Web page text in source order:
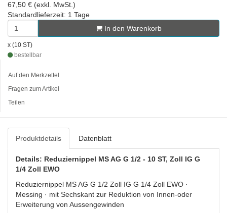
67,50 € (exkl. MwSt.)
Standardlieferzeit: 1 Tage
In den Warenkorb
x (10 ST)
bestellbar
Auf den Merkzettel
Fragen zum Artikel
Teilen
Produktdetails Datenblatt
Details: Reduziernippel MS AG G 1/2 - 10 ST, Zoll IG G
1/4 Zoll EWO
Reduziernippel MS AG G 1/2 Zoll IG G 1/4 Zoll EWO ·
Messing · mit Sechskant zur Reduktion von Innen-oder
Erweiterung von Aussengewinden